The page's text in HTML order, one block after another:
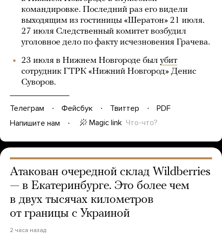
командировке. Последний раз его видели
выходящим из гостиницы «Шератон» 21 июля.
27 июля Следственный комитет возбудил
уголовное дело по факту исчезновения Грачева.
23 июля в Нижнем Новгороде был убит
сотрудник ГТРК «Нижний Новгород» Денис
Суворов.
Телеграм Фейсбук Твиттер
PDF
Напишите нам
Magic link Что-что?
Атакован очередной склад Wildberries
— в Екатеринбурге. Это более чем
в двух тысячах километров
от границы с Украиной
2 часа назад